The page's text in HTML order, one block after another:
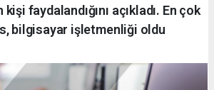
faydalandığını açıkladı. En çok
bilgisayar işletmenliği oldu